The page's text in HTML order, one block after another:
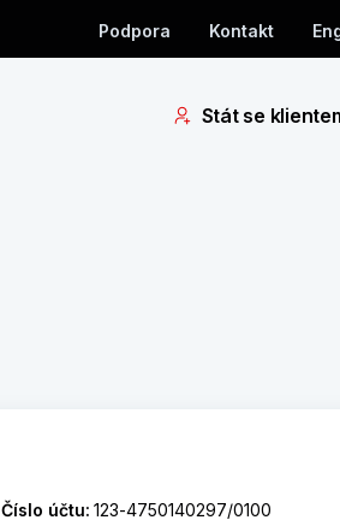
Podpora Kontakt
Stát se
Číslo účtu:123-4750140297/0100